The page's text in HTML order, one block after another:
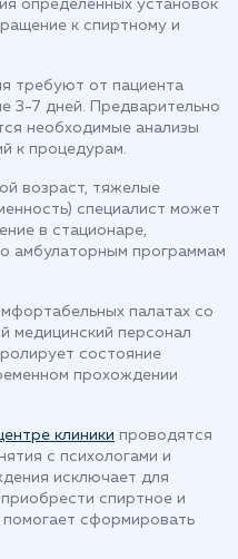
определенных установок
к спиртному и
требуют от пациента
3-7 дней. Предварительно
необходимые анализы
к процедурам.
возраст, тяжелые
специалист может
в стационаре,
амбулаторным программам
палатах со
медицинский персонал
состояние
прохождении
клиники проводятся
с психологами и
исключает для
спиртное и
сформировать